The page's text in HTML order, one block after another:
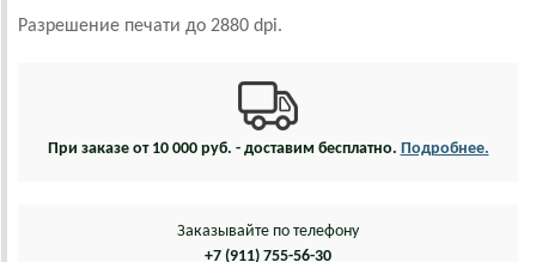
Разрешение печати до 2880 dpi.
При заказе от 10 000 руб. - доставим бесплатно. Подробнее.
Заказывайте по телефону
+7 (911) 755-56-30